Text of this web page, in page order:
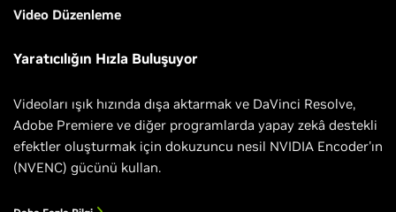
Video Düzenleme
Yaratıcılığın Hızla Buluşuyor
Videoları ışık hızında dışa aktarmak ve DaVinci Resolve,
Adobe Premiere ve diğer programlarda yapay zekâ destekli
efektler oluşturmak için dokuzuncu nesil NVIDIA Encoder'ın
(NVENC) gücünü kullan.